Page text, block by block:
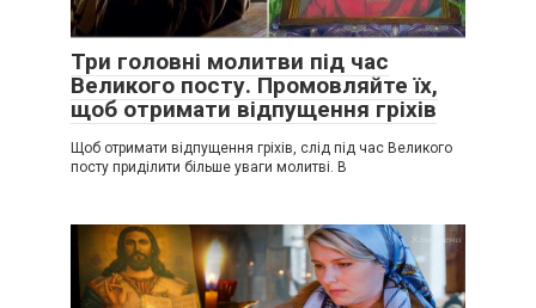
Три головні молитви під час
Великого посту. Промовляйте їх,
щоб отримати відпущення гріхів
Щоб отримати відпущення гріхів, слід під час Великого
посту приділити більше уваги молитві. В